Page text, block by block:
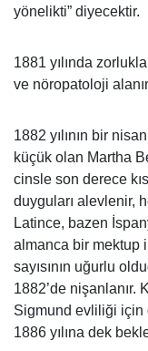
yönelikti” diyecektir.
1881 yılında
ve nöropatoloji
1882 yılının bir
küçük olan Martha
cinsle son derece
duyguları alevlenir,
Latince, bazen
almanca bir mektup
sayısının uğurlu
1882’de nişanlanır.
Sigmund evliliği için
1886 yılına dek